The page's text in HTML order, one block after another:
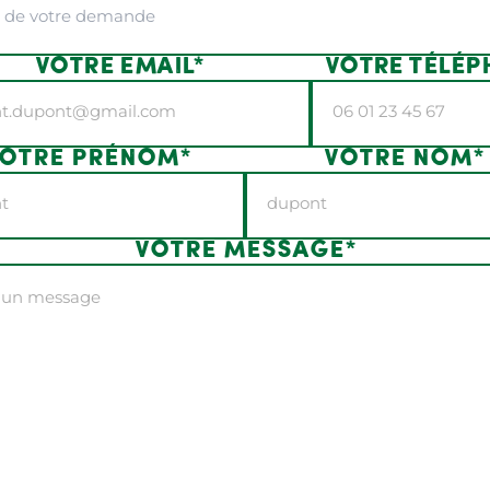
VOTRE EMAIL* VOTRE
PRÉNOM* VOTRE NOM*
VOTRE MESSAGE*